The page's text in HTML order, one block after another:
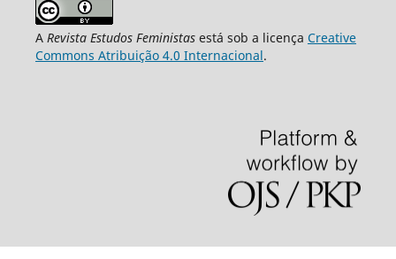
A Revista Estudos Feministasestá sob a licença Creative
Commons Atribuição 4.0 Internacional.